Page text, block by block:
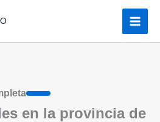
en la provincia de